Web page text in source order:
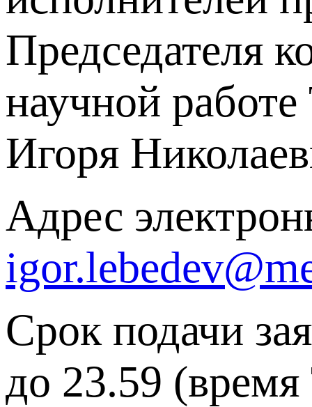
Председателя
научной
Игоря
Адрес
Срок подачи
до 23.59